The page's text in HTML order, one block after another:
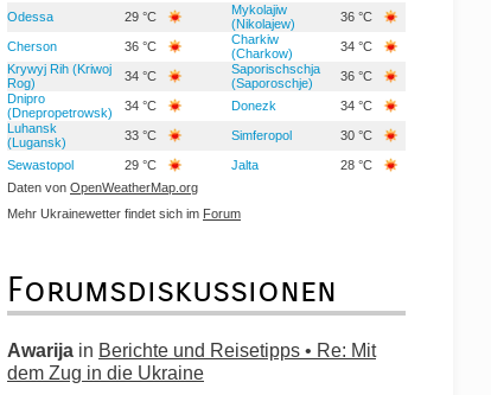
Odessa 29 °C
Mykolajiw
(Nikolajew)
36 °C
Cherson 36 °C
Charkiw
(Charkow)
34 °C
Krywyj Rih (Kriwoj
Rog)
34 °C
Saporischschja
(Saporoschje)
36 °C
Dnipro
(Dnepropetrowsk)
34 °C Donezk
34 °C
Luhansk
(Lugansk)
33 °C Simferopol 30 °C
Sewastopol 29 °C Jalta
28 °C
Daten von OpenWeatherMap.org
Mehr Ukrainewetter findet sich im Forum
Forumsdiskussionen
Awarija in Berichte und Reisetipps • Re: Mit
dem Zug in die Ukraine